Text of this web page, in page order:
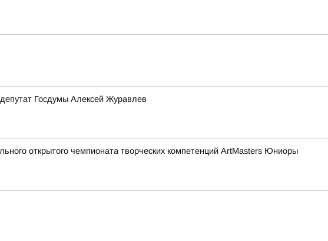
Госдумы Алексей Журавлев
открытого чемпионата творческих компетенций ArtMasters Юниоры